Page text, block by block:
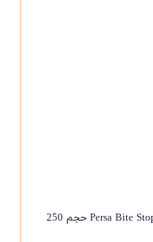
اسپری ضد گاز گرفتن سگ و گربه پرسا Persa ‌Bite Stop حجم 250